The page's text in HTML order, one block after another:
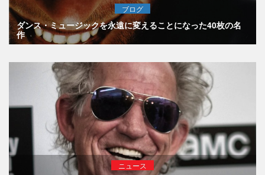
ブログ
ダンス・ミュージックを永遠に変えることになった40枚の名
作
ニュース